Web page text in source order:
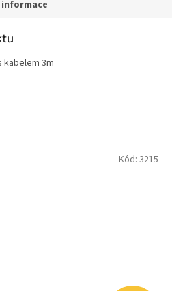
Kód: 3215
kabelem 3m